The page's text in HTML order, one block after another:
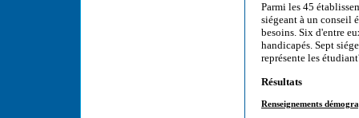
Parmi les 45
siégeant à un conseil
besoins. Six d'entre
handicapés. Sept
représente les
Résultats
Renseignements